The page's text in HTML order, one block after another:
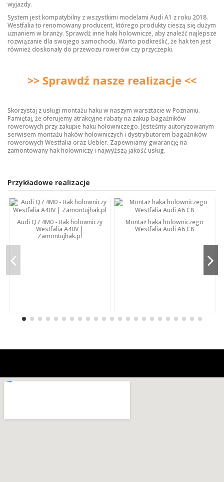
wyjazdy.
System jest kompatybilny z wszystkimi modelami Audi A1 z roku 2018.
Westfalia to renomowany producent, którego produkty cieszą się dużym
uznaniem w branży. Sprawdź inne haki holownicze, aby znaleźć najlepsze
rozwiązanie dla swojego samochodu. Warto podkreślić, że hak ten jest
również doskonały do przewozu rowerów czy przyczepki.
>> Sprawdź nasze realizacje <<
Skorzystaj z usługi montażu haku w naszym warsztacie w Poznaniu.
Pamiętaj, że oferujemy atrakcyjne rabaty na zakup bagażników
rowerowych przy zakupie haku holowniczego. Jesteśmy autoryzowanym
serwisem montażu haków holowniczych i dystrybutorem bagażników
rowerowych Westfalia oraz Uebler. Zapewniamy gwarancję na
zamontowany hak holowniczy i najwyższą jakość usług.
Przykładowe realizacje
Audi Q7 4M0 - Hak holowniczy
Westfalia A40V |
Zamontujhak.pl
Montaż haka holowniczego
Westfalia Audi A6 C8